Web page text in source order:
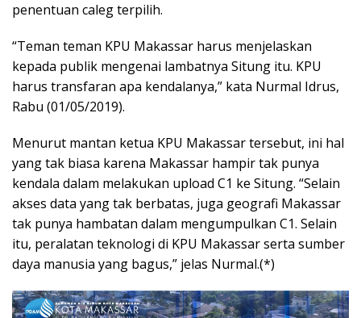
penentuan caleg terpilih.
“Teman teman KPU Makassar harus menjelaskan
kepada publik mengenai lambatnya Situng itu. KPU
harus transfaran apa kendalanya,” kata Nurmal Idrus,
Rabu (01/05/2019).
Menurut mantan ketua KPU Makassar tersebut, ini hal
yang tak biasa karena Makassar hampir tak punya
kendala dalam melakukan upload C1 ke Situng. “Selain
akses data yang tak berbatas, juga geografi Makassar
tak punya hambatan dalam mengumpulkan C1. Selain
itu, peralatan teknologi di KPU Makassar serta sumber
daya manusia yang bagus,” jelas Nurmal.(*)